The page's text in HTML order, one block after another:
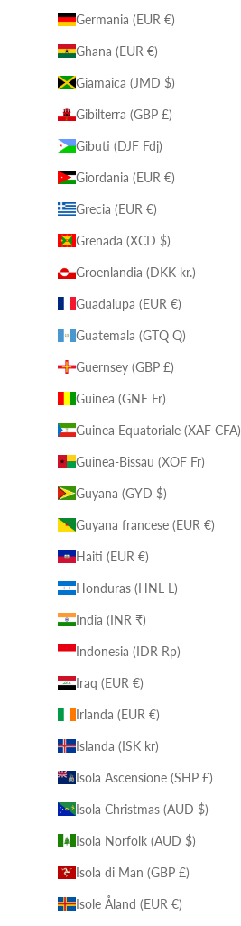
Germania (EUR €)
Ghana (EUR €)
Giamaica (JMD $)
Gibilterra (GBP £)
Gibuti (DJF Fdj)
Giordania (EUR €)
Grecia (EUR €)
Grenada (XCD $)
Groenlandia (DKK kr.)
Guadalupa (EUR €)
Guatemala (GTQ Q)
Guernsey (GBP £)
Guinea (GNF Fr)
Guinea Equatoriale (XAF CFA)
Guinea-Bissau (XOF Fr)
Guyana (GYD $)
Guyana francese (EUR €)
Haiti (EUR €)
Honduras (HNL L)
India (INR ₹)
Indonesia (IDR Rp)
Iraq (EUR €)
Irlanda (EUR €)
Islanda (ISK kr)
Isola Ascensione (SHP £)
Isola Christmas (AUD $)
Isola Norfolk (AUD $)
Isola di Man (GBP £)
Isole Åland (EUR €)